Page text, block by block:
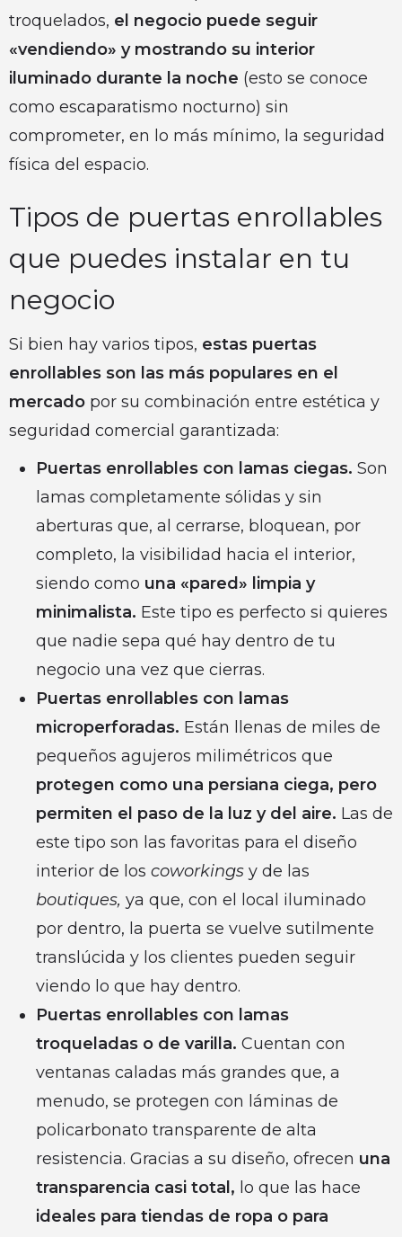
troquelados, el negocio puede seguir
«vendiendo» y mostrando su interior
iluminado durante la noche (esto se conoce
como escaparatismo nocturno) sin
comprometer, en lo más mínimo, la seguridad
física del espacio.
Tipos de puertas enrollables
que puedes instalar en tu
negocio
Si bien hay varios tipos, estas puertas
enrollables son las más populares en el
mercado por su combinación entre estética y
seguridad comercial garantizada:
Puertas enrollables con lamas ciegas. Son
lamas completamente sólidas y sin
aberturas que, al cerrarse, bloquean, por
completo, la visibilidad hacia el interior,
siendo como una «pared» limpia y
minimalista. Este tipo es perfecto si quieres
que nadie sepa qué hay dentro de tu
negocio una vez que cierras.
Puertas enrollables con lamas
microperforadas. Están llenas de miles de
pequeños agujeros milimétricos que
protegen como una persiana ciega, pero
permiten el paso de la luz y del aire. Las de
este tipo son las favoritas para el diseño
interior de los coworkings y de las
boutiques, ya que, con el local iluminado
por dentro, la puerta se vuelve sutilmente
translúcida y los clientes pueden seguir
viendo lo que hay dentro.
Puertas enrollables con lamas
troqueladas o de varilla. Cuentan con
ventanas caladas más grandes que, a
menudo, se protegen con láminas de
policarbonato transparente de alta
resistencia. Gracias a su diseño, ofrecen una
transparencia casi total, lo que las hace
ideales para tiendas de ropa o para